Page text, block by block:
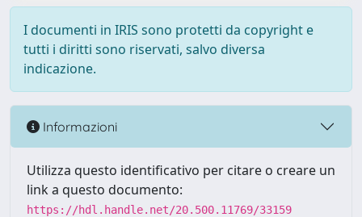
I documenti in IRIS sono protetti da copyright e
tutti i diritti sono riservati, salvo diversa
indicazione.
Informazioni
Utilizza questo identificativo per citare o creare un
link a questo documento:
https://hdl.handle.net/20.500.11769/33159